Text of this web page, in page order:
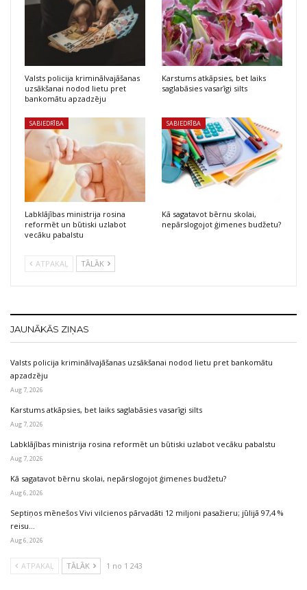
Valsts policija kriminālvajāšanas
uzsākšanai nodod lietu pret
bankomātu apzadzēju
Karstums atkāpsies, bet laiks
saglabāsies vasarīgi silts
SABIEDRĪBA
Labklājības ministrija rosina
reformēt un būtiski uzlabot
vecāku pabalstu
SABIEDRĪBA
Kā sagatavot bērnu skolai,
nepārslogojot ģimenes budžetu?
ATPAKAĻ TĀLĀK
JAUNĀKĀS ZIŅAS
Valsts policija kriminālvajāšanas uzsākšanai nodod lietu pret bankomātu
apzadzēju
Aug 7, 2026
Karstums atkāpsies, bet laiks saglabāsies vasarīgi silts
Aug 7, 2026
Labklājības ministrija rosina reformēt un būtiski uzlabot vecāku pabalstu
Aug 7, 2026
Kā sagatavot bērnu skolai, nepārslogojot ģimenes budžetu?
Aug 6, 2026
Septiņos mēnešos Vivi vilcienos pārvadāti 12 miljoni pasažieru; jūlijā 97,4 %
reisu…
Aug 6, 2026
ATPAKAĻ TĀLĀK 1 no 1 243